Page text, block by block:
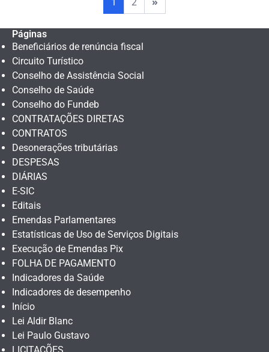
Páginas
Beneficiários de renúncia fiscal
Circuito Turístico
Conselho de Assistência Social
Conselho de Saúde
Conselho do Fundeb
CONTRATAÇÕES DIRETAS
CONTRATOS
Desonerações tributárias
DESPESAS
DIÁRIAS
E-SIC
Editais
Emendas Parlamentares
Estatísticas de Uso de Serviços Digitais
Execução de Emendas Pix
FOLHA DE PAGAMENTO
Indicadores da Saúde
Indicadores de desempenho
Início
Lei Aldir Blanc
Lei Paulo Gustavo